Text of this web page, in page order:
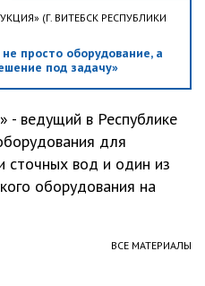
(Г. ВИТЕБСК РЕСПУБЛИКИ
просто оборудование, а
под задачу»
- ведущий в Республике
для
сточных вод и один из
оборудования на
ВСЕ МАТЕРИАЛЫ